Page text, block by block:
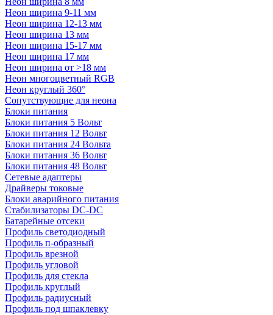
Неон ширина 9-11 мм
Неон ширина 12-13 мм
Неон ширина 13 мм
Неон ширина 15-17 мм
Неон ширина 17 мм
Неон ширина от >18 мм
Неон многоцветный RGB
Неон круглый 360°
Сопутствующие для неона
Блоки питания
Блоки питания 5 Вольт
Блоки питания 12 Вольт
Блоки питания 24 Вольта
Блоки питания 36 Вольт
Блоки питания 48 Вольт
Сетевые адаптеры
Драйверы токовые
Блоки аварийного питания
Стабилизаторы DC-DC
Батарейные отсеки
Профиль светодиодный
Профиль п-образный
Профиль врезной
Профиль угловой
Профиль для стекла
Профиль круглый
Профиль радиусный
Профиль под шпаклевку